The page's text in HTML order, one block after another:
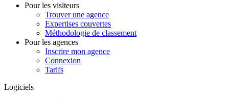
Pour les visiteurs
Trouver une agence
Expertises couvertes
Méthodologie de classement
Pour les agences
Inscrire mon agence
Connexion
Tarifs
Logiciels